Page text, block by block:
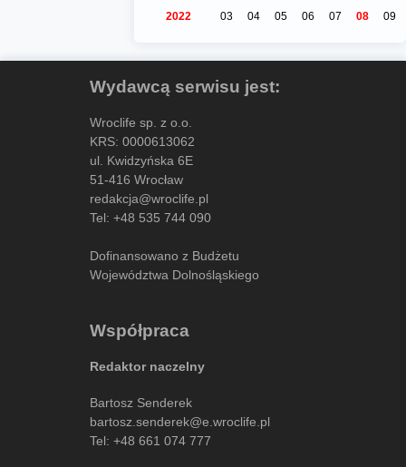
2022
03 04 05 06 07 08 09
Wydawcą serwisu jest:
Wroclife sp. z o.o.
KRS: 0000613062
ul. Kwidzyńska 6E
51-416 Wrocław
redakcja@wroclife.pl
Tel: +48 535 744 090
Dofinansowano z Budżetu
Województwa Dolnośląskiego
Współpraca
Redaktor naczelny
Bartosz Senderek
bartosz.senderek@e.wroclife.pl
Tel: +48 661 074 777